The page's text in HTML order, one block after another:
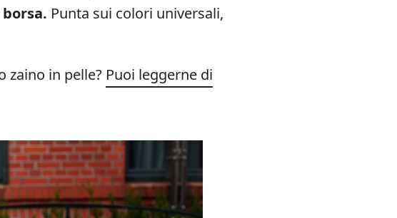
Punta sui colori universali,
zaino in pelle? Puoi leggerne di